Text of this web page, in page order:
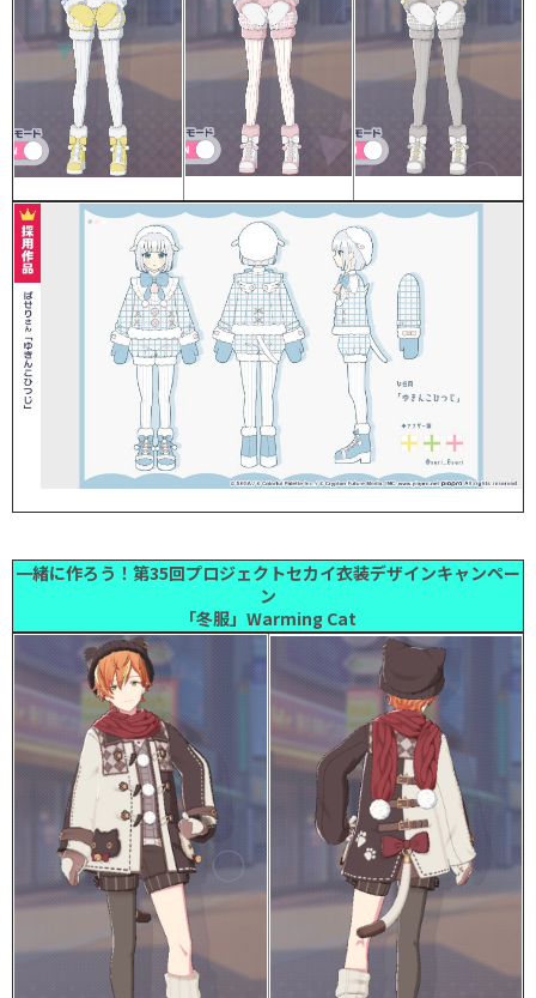
一緒に作ろう！第35回プロジェクトセカイ衣装デザインキャンペー
ン
「冬服」Warming Cat